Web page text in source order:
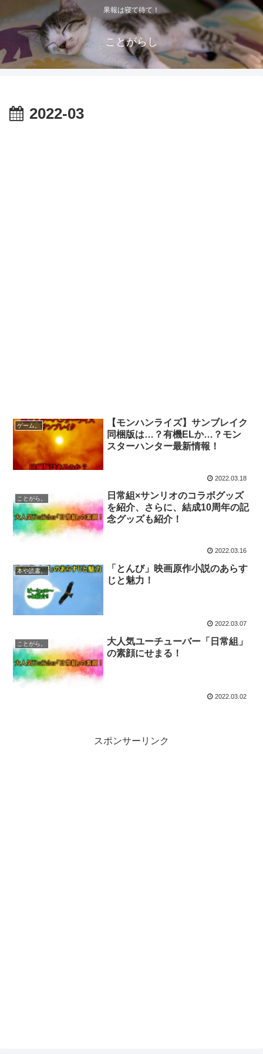
果報は寝て待て！
ことがらし
2022-03
ゲーム。
【モンハンライズ】サンブレイク
同梱版は…？有機ELか…？モン
スターハンター最新情報！
2022.03.18
ことがら。
日常組×サンリオのコラボグッズ
を紹介、さらに、結成10周年の記
念グッズも紹介！
2022.03.16
本や読書。
「とんび」映画原作小説のあらす
じと魅力！
2022.03.07
ことがら。
大人気ユーチューバー「日常組」
の素顔にせまる！
2022.03.02
スポンサーリンク